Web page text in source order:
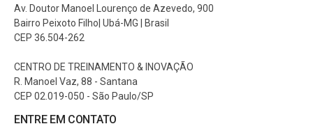
Av. Doutor Manoel Lourenço de Azevedo, 900
Bairro Peixoto Filho| Ubá-MG | Brasil
CEP 36.504-262
CENTRO DE TREINAMENTO & INOVAÇÃO
R. Manoel Vaz, 88 - Santana
CEP 02.019-050 - São Paulo/SP
ENTRE EM CONTATO